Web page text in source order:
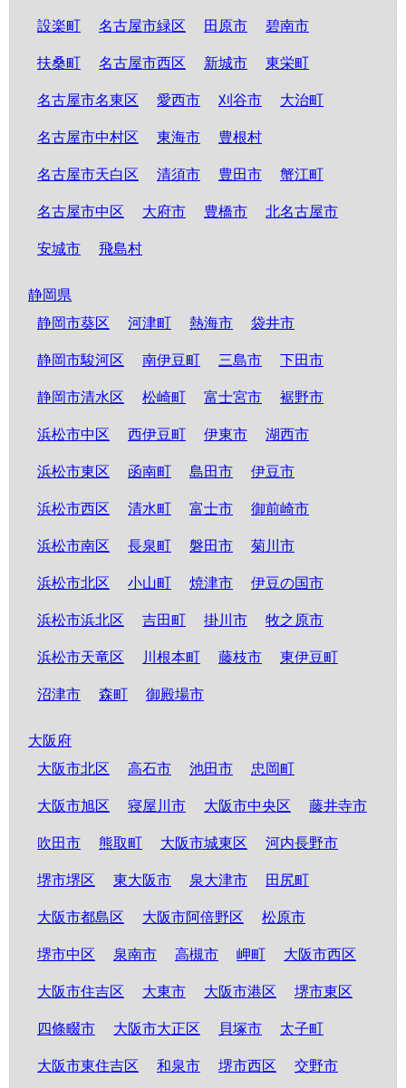
設楽町 名古屋市緑区 田原市 碧南市
扶桑町 名古屋市西区 新城市 東栄町
名古屋市名東区 愛西市 刈谷市 大治町
名古屋市中村区 東海市 豊根村
名古屋市天白区 清須市 豊田市 蟹江町
名古屋市中区 大府市 豊橋市 北名古屋市
安城市 飛島村
静岡県
静岡市葵区
河津町 熱海市 袋井市
静岡市駿河区 南伊豆町 三島市 下田市
静岡市清水区 松崎町 富士宮市 裾野市
浜松市中区 西伊豆町 伊東市 湖西市
浜松市東区 函南町 島田市 伊豆市
浜松市西区 清水町 富士市 御前崎市
浜松市南区 長泉町 磐田市 菊川市
浜松市北区 小山町 焼津市 伊豆の国市
浜松市浜北区 吉田町 掛川市 牧之原市
浜松市天竜区 川根本町 藤枝市 東伊豆町
沼津市 森町 御殿場市
大阪府
大阪市北区
高石市 池田市 忠岡町
大阪市旭区 寝屋川市 大阪市中央区 藤井寺市
吹田市 熊取町 大阪市城東区 河内長野市
堺市堺区 東大阪市 泉大津市 田尻町
大阪市都島区 大阪市阿倍野区 松原市
堺市中区 泉南市 高槻市 岬町 大阪市西区
大阪市住吉区 大東市 大阪市港区 堺市東区
四條畷市 大阪市大正区 貝塚市 太子町
大阪市東住吉区 和泉市 堺市西区 交野市